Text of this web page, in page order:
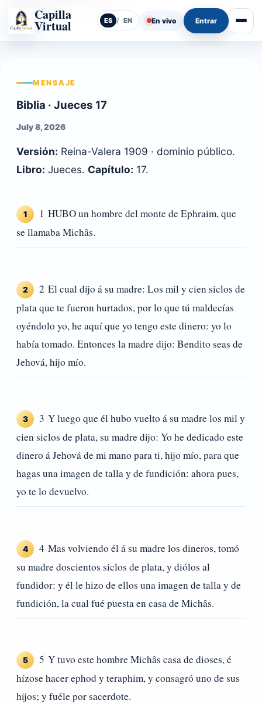
Capilla
Virtual ES / EN En vivo Entrar Abrir
MENSAJE
Biblia · Jueces 17
July 8, 2026
Versión: Reina-Valera 1909 · dominio público.
Libro: Jueces. Capítulo: 17.
1
1 HUBO un hombre del monte de Ephraim, que
se llamaba Michâs.
2
2 El cual dijo á su madre: Los mil y cien siclos de
plata que te fueron hurtados, por lo que tú maldecías
oyéndolo yo, he aquí que yo tengo este dinero: yo lo
había tomado. Entonces la madre dijo: Bendito seas de
Jehová, hijo mío.
3
3 Y luego que él hubo vuelto á su madre los mil y
cien siclos de plata, su madre dijo: Yo he dedicado este
dinero á Jehová de mi mano para ti, hijo mío, para que
hagas una imagen de talla y de fundición: ahora pues,
yo te lo devuelvo.
4
4 Mas volviendo él á su madre los dineros, tomó
su madre doscientos siclos de plata, y diólos al
fundidor: y él le hizo de ellos una imagen de talla y de
fundición, la cual fué puesta en casa de Michâs.
5
5 Y tuvo este hombre Michâs casa de dioses, é
hízose hacer ephod y teraphim, y consagró uno de sus
hijos; y fuéle por sacerdote.